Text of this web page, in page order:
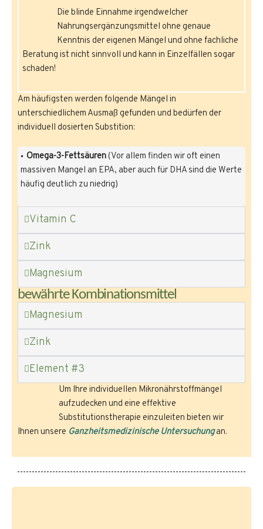
Die blinde Einnahme irgendwelcher
Nahrungsergänzungsmittel ohne genaue
Kenntnis der eigenen Mängel und ohne fachliche
Beratung ist nicht sinnvoll und kann in Einzelfällen sogar
schaden!
Am häufigsten werden folgende Mängel in
unterschiedlichem Ausmaß gefunden und bedürfen der
individuell dosierten Substition:
Omega-3-Fettsäuren(Vor allem finden wir oft einen
massiven Mangel an EPA, aber auch für DHA sind die Werte
häufig deutlich zu niedrig)
Vitamin C
Zink
Magnesium
bewährte Kombinationsmittel
Magnesium
Zink
Element #3
Um Ihre individuellen Mikronährstoffmängel
aufzudecken und eine effektive
Substitutionstherapie einzuleiten bieten wir
Ihnen unsere Ganzheitsmedizinische Untersuchungan.